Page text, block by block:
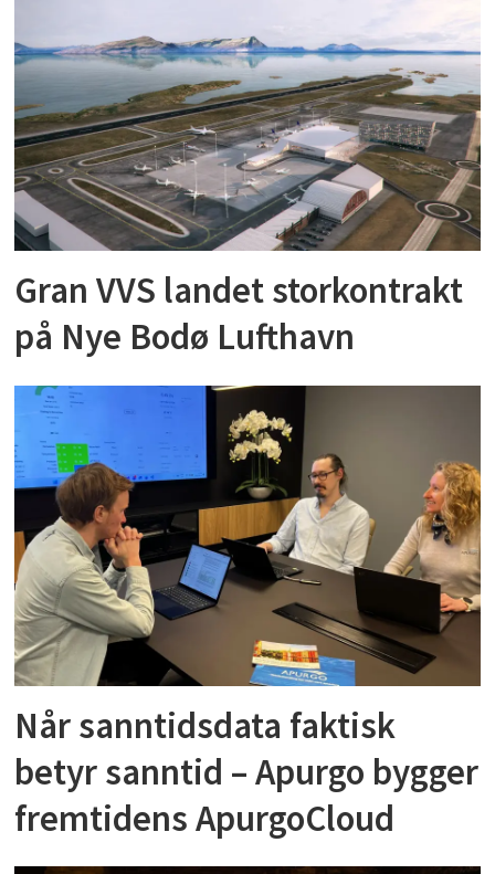
Gran VVS landet storkontrakt
på Nye Bodø Lufthavn
Når sanntidsdata faktisk
betyr sanntid – Apurgo bygger
fremtidens ApurgoCloud